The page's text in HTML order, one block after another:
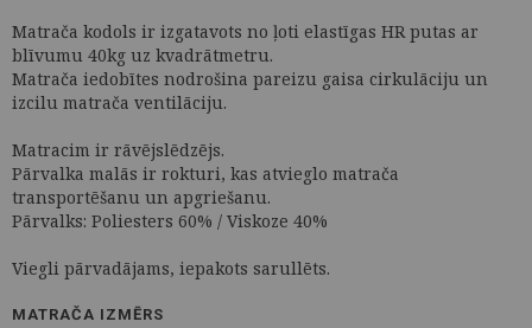
Matrača kodols ir izgatavots no ļoti elastīgas HR putas ar
blīvumu 40kg uz kvadrātmetru.
Matrača iedobītes nodrošina pareizu gaisa cirkulāciju un
izcilu matrača ventilāciju.
Matracim ir rāvējslēdzējs.
Pārvalka malās ir rokturi, kas atvieglo matrača
transportēšanu un apgriešanu.
Pārvalks: Poliesters 60% / Viskoze 40%
Viegli pārvadājams, iepakots sarullēts.
MATRAČA IZMĒRS